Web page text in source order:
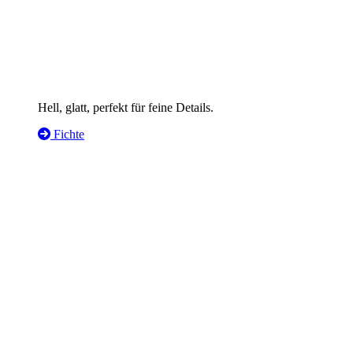
Hell, glatt, perfekt für feine Details.
Fichte